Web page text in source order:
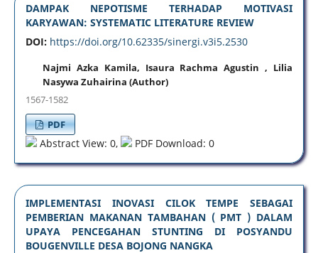
DAMPAK NEPOTISME TERHADAP MOTIVASI
KARYAWAN: SYSTEMATIC LITERATURE REVIEW
DOI: https://doi.org/10.62335/sinergi.v3i5.2530
Najmi Azka Kamila, Isaura Rachma Agustin , Lilia
Nasywa Zuhairina (Author)
1567-1582
PDF
Abstract View: 0, PDF Download: 0
IMPLEMENTASI INOVASI CILOK TEMPE SEBAGAI
PEMBERIAN MAKANAN TAMBAHAN ( PMT ) DALAM
UPAYA PENCEGAHAN STUNTING DI POSYANDU
BOUGENVILLE DESA BOJONG NANGKA